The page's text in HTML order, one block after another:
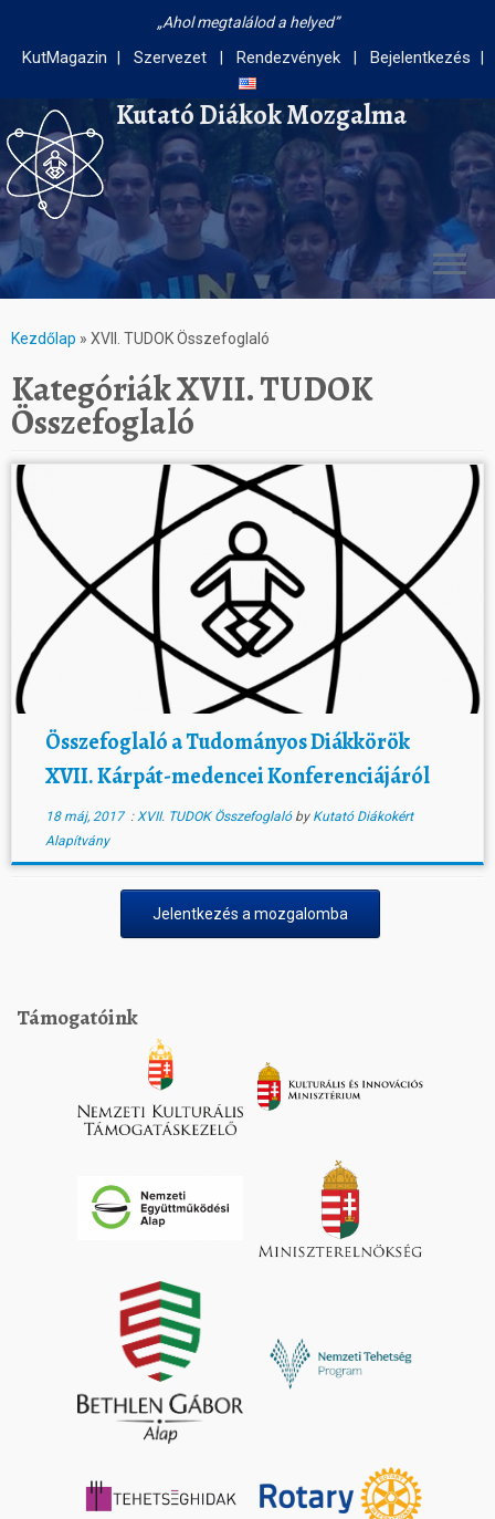
Ahol megtalálod a helyed
KutMagazin Szervezet Rendezvények Bejelentkezés
Kutató Diákok Mozgalma
Kezdőlap » XVII. TUDOK Összefoglaló
KategóriákXVII. TUDOK
Összefoglaló
Összefoglaló a Tudományos Diákkörök
XVII. Kárpát-medencei Konferenciájáról
18 máj, 2017:XVII. TUDOK Összefoglaló by Kutató Diákokért
Alapítvány
Jelentkezés a mozgalomba
Támogatóink